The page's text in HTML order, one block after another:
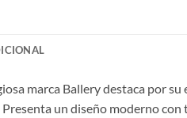
marca Ballery destaca por
un diseño moderno